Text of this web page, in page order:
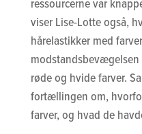
viser Lise-Lotte også,
hårelastikker med
røde og hvide farver.
fortællingen om,
farver, og hvad de